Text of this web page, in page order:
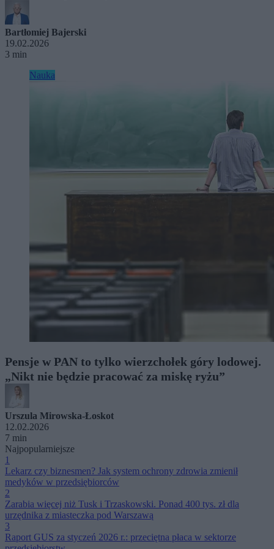
Bartłomiej Bajerski
19.02.2026
3 min
Nauka
Pensje w PAN to tylko wierzchołek góry lodowej.
„Nikt nie będzie pracować za miskę ryżu”
Urszula Mirowska-Łoskot
12.02.2026
7 min
Najpopularniejsze
1
Lekarz czy biznesmen? Jak system ochrony zdrowia zmienił
medyków w przedsiębiorców
2
Zarabia więcej niż Tusk i Trzaskowski. Ponad 400 tys. zł dla
urzędnika z miasteczka pod Warszawą
3
Raport GUS za styczeń 2026 r.: przeciętna płaca w sektorze